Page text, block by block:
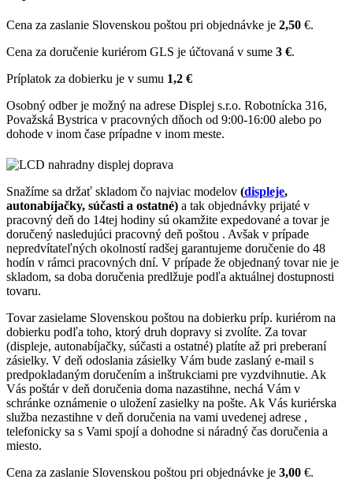
Cena za zaslanie Slovenskou poštou pri objednávke je 2,50 €.
Cena za doručenie kuriérom GLS je účtovaná v sume 3 €.
Príplatok za dobierku je v sumu 1,2 €
Osobný odber je možný na adrese Displej s.r.o. Robotnícka 316,
Považská Bystrica v pracovných dňoch od 9:00-16:00 alebo po
dohode v inom čase prípadne v inom meste.
Snažíme sa držať skladom čo najviac modelov (displeje,
autonabíjačky, súčasti a ostatné) a tak objednávky prijaté v
pracovný deň do 14tej hodiny sú okamžite expedované a tovar je
doručený nasledujúci pracovný deň poštou . Avšak v prípade
nepredvítateľných okolností radšej garantujeme doručenie do 48
hodín v rámci pracovných dní. V prípade že objednaný tovar nie je
skladom, sa doba doručenia predlžuje podľa aktuálnej dostupnosti
tovaru.
Tovar zasielame Slovenskou poštou na dobierku príp. kuriérom na
dobierku podľa toho, ktorý druh dopravy si zvolíte. Za tovar
(displeje, autonabíjačky, súčasti a ostatné) platíte až pri preberaní
zásielky. V deň odoslania zásielky Vám bude zaslaný e-mail s
predpokladaným doručením a inštrukciami pre vyzdvihnutie. Ak
Vás poštár v deň doručenia doma nazastihne, nechá Vám v
schránke oznámenie o uložení zasielky na pošte. Ak Vás kuriérska
služba nezastihne v deň doručenia na vami uvedenej adrese ,
telefonicky sa s Vami spojí a dohodne si náradný čas doručenia a
miesto.
Cena za zaslanie Slovenskou poštou pri objednávke je 3,00 €.